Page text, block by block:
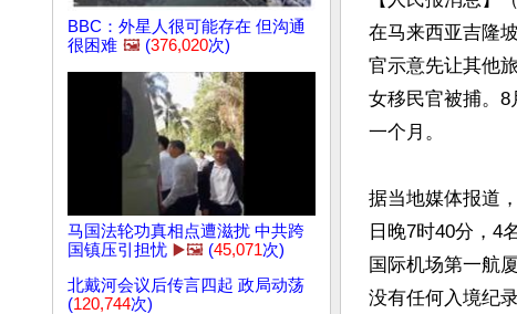
BBC：外星人很可能存在 但沟通
很困难 🖼️ (376,020次)
马国法轮功真相点遭滋扰 中共跨
国镇压引担忧 ▶️🖼️ (45,071次)
北戴河会议后传言四起 政局动荡
(120,744次)
在马来西亚吉隆
官示意先让其他
女移民官被捕。8
一个月。
据当地媒体报道
日晚7时40分，4
国际机场第一航
没有任何入境纪